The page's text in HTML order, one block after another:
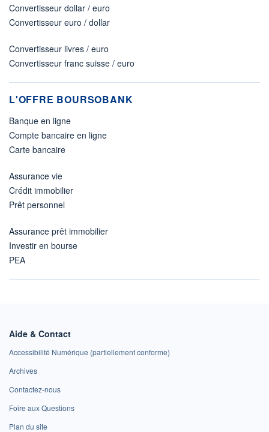
Convertisseur dollar / euro
Convertisseur euro / dollar
Convertisseur livres / euro
Convertisseur franc suisse / euro
L'OFFRE BOURSOBANK
Banque en ligne
Compte bancaire en ligne
Carte bancaire
Assurance vie
Crédit immobilier
Prêt personnel
Assurance prêt immobilier
Investir en bourse
PEA
Aide & Contact
Accessibilité Numérique (partiellement conforme)
Archives
Contactez-nous
Foire aux Questions
Plan du site